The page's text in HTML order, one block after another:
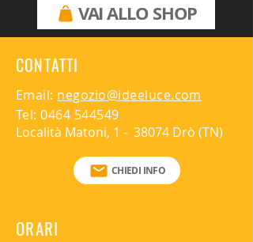
VAI ALLO SHOP
CONTATTI
Email: negozio@ideeluce.com
Tel:0464 544549
Località Matoni, 1 - 38074 Drò (TN)
CHIEDI INFO
ORARI